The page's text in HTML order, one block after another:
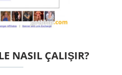
NASIL ÇALIŞIR?